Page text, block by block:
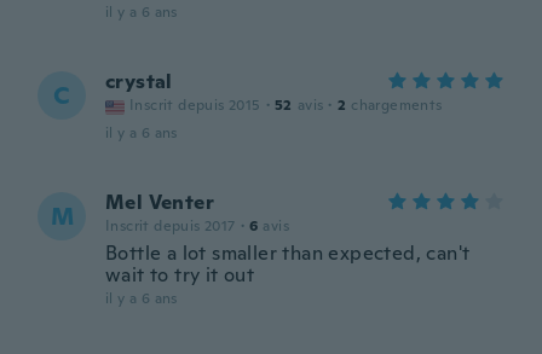
il y a 6 ans
C crystal
Inscrit depuis 2015 · 52 avis · 2 chargements
il y a 6 ans
M Mel Venter
Inscrit depuis 2017 · 6 avis
Bottle a lot smaller than expected, can't
wait to try it out
il y a 6 ans